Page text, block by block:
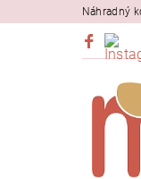
Náhradný